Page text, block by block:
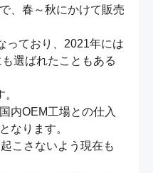
、春～秋にかけて販売
っており、2021年には
選ばれたこともある
内OEM工場との仕入
なります。
こさないよう現在も